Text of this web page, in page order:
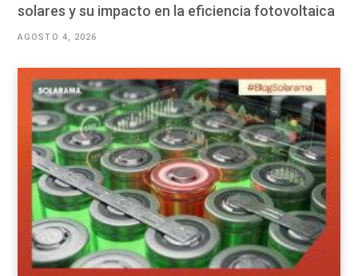
solares y su impacto en la eficiencia fotovoltaica
AGOSTO 4, 2026